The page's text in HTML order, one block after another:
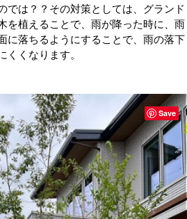
では？？その対策としては、グランド
を植えることで、雨が降った時に、雨
に落ちるようにすることで、雨の落下
くくなります。
Save